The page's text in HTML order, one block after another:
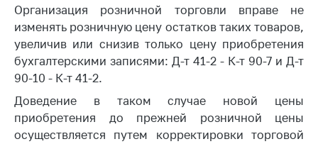
обращения
Сообщить о росте
цен на товары
Сообщить о росте
цен на лекарства и
медицинские
изделия
Организация розничной торговли вправе не
изменять розничную цену остатков таких товаров,
увеличив или снизив только цену приобретения
бухгалтерскими записями: Д-т 41-2 - К-т 90-7 и Д-т
90-10 - К-т 41-2.
Доведение в таком случае новой цены
приобретения до прежней розничной цены
осуществляется путем корректировки торговой